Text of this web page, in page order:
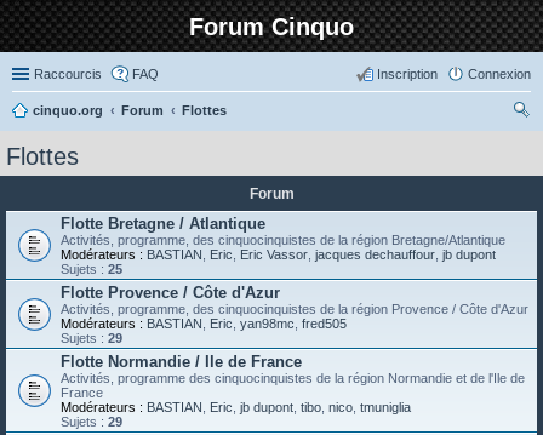
Forum Cinquo
Raccourcis FAQ Connexion
Inscription
cinquo.org Forum
Flottes
Flottes
Forum
Flotte Bretagne / Atlantique
Activités, programme, des cinquocinquistes de la région Bretagne/Atlantique
Modérateurs : BASTIAN Eric Eric Vassor jacques dechauffour jb dupont
Sujets : 25
Flotte Provence / Côte d'Azur
Activités, programme, des cinquocinquistes de la région Provence / Côte d'Azur
Modérateurs : BASTIAN Eric yan98mc fred505
Sujets : 29
Flotte Normandie / Ile de France
Activités, programme des cinquocinquistes de la région Normandie et de l'Ile de
France
Modérateurs : BASTIAN Eric jb dupont tibo nico tmuniglia
Sujets : 29